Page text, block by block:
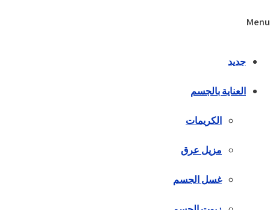
Menu
جديد
العناية بالجسم
الكريمات
مزيل عرق
غسل الجسم